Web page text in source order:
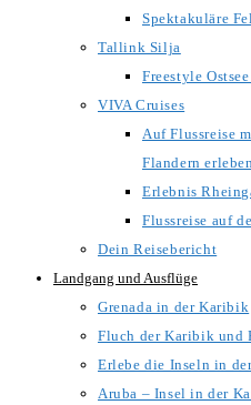
Spektakuläre
Tallink Silja
Freestyle
VIVA Cruises
Auf Flussreise
Flandern
Erlebnis
Flussreise auf
Dein Reisebericht
Landgang und Ausflüge
Grenada in der Karibik
Fluch der Karibik und
Erlebe die Inseln in
Aruba – Insel in der